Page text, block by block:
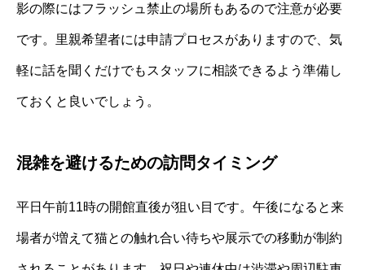
影の際にはフラッシュ禁止の場所もあるので注意が必要
です。里親希望者には申請プロセスがありますので、気
軽に話を聞くだけでもスタッフに相談できるよう準備し
ておくと良いでしょう。
混雑を避けるための訪問タイミング
平日午前11時の開館直後が狙い目です。午後になると来
場者が増えて猫との触れ合い待ちや展示での移動が制約